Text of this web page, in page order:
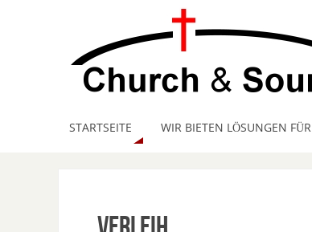
STARTSEITE WIR BIETEN LÖSUNGEN FÜR